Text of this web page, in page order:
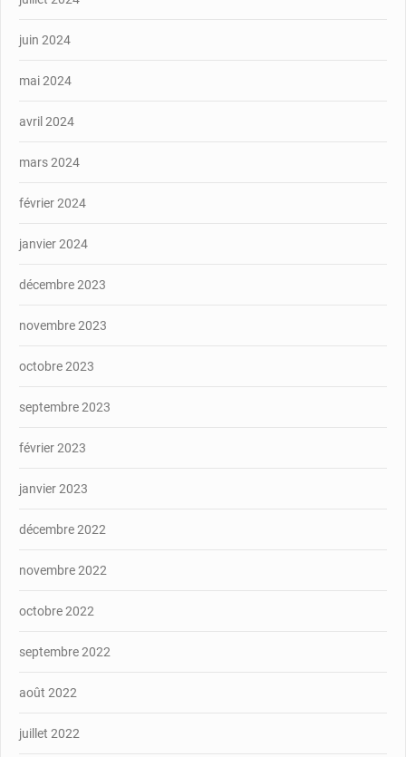
juin 2024
mai 2024
avril 2024
mars 2024
février 2024
janvier 2024
décembre 2023
novembre 2023
octobre 2023
septembre 2023
février 2023
janvier 2023
décembre 2022
novembre 2022
octobre 2022
septembre 2022
août 2022
juillet 2022